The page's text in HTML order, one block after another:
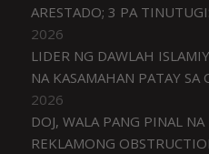
ARESTADO; 3 PA
2026
LIDER NG DAWLAH
NA KASAMAHAN PATAY SA
2026
DOJ, WALA PANG PINAL NA
REKLAMONG